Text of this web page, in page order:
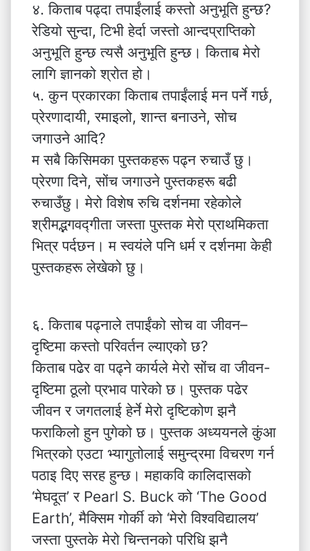
४. किताब पढ्दा तपाईंलाई कस्तो अनुभूति हुन्छ?
रेडियो सुन्दा, टिभी हेर्दा जस्तो आन्दप्राप्तिको
अनुभूति हुन्छ त्यसै अनुभूति हुन्छ। किताब मेरो
लागि ज्ञानको श्रोत हो।
५. कुन प्रकारका किताब तपाईंलाई मन पर्ने गर्छ,
प्रेरणादायी, रमाइलो, शान्त बनाउने, सोच
जगाउने आदि?
म सबै किसिमका पुस्तकहरू पढ्न रुचाउँ छु।
प्रेरणा दिने, सोंच जगाउने पुस्तकहरू बढी
रुचाउँछु। मेरो विशेष रुचि दर्शनमा रहेकोले
श्रीमद्भगवद्गीता जस्ता पुस्तक मेरो प्राथमिकता
भित्र पर्दछन। म स्वयंले पनि धर्म र दर्शनमा केही
पुस्तकहरू लेखेको छु।
६. किताब पढ्नाले तपाईंको सोच वा जीवन–
दृष्टिमा कस्तो परिवर्तन ल्याएको छ?
किताब पढेर वा पढ्ने कार्यले मेरो सोंच वा जीवन-
दृष्टिमा ठूलो प्रभाव पारेको छ। पुस्तक पढेर
जीवन र जगतलाई हेर्ने मेरो दृष्टिकोण झनै
फराकिलो हुन पुगेको छ। पुस्तक अध्ययनले कुंआ
भित्रको एउटा भ्यागुतोलाई समुन्द्रमा विचरण गर्न
पठाइ दिए सरह हुन्छ। महाकवि कालिदासको
‘मेघदूत’ र Pearl S. Buck को ‘The Good
Earth’, मैक्सिम गोर्की को ‘मेरो विश्वविद्यालय’
जस्ता पुस्तके मेरो चिन्तनको परिधि झनै